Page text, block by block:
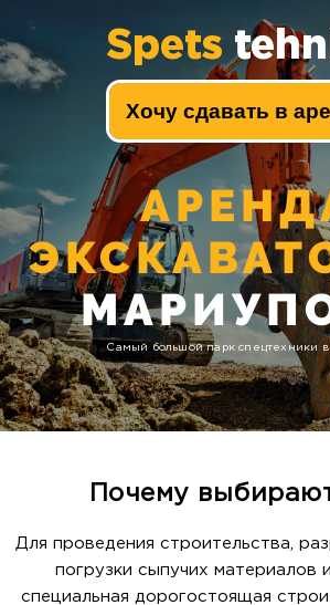
Spets
Хочу сдавать в
Самый большой парк спецтехники в
Почему
Для проведения строительства,
погрузки сыпучих материалов
специальная дорогостоящая